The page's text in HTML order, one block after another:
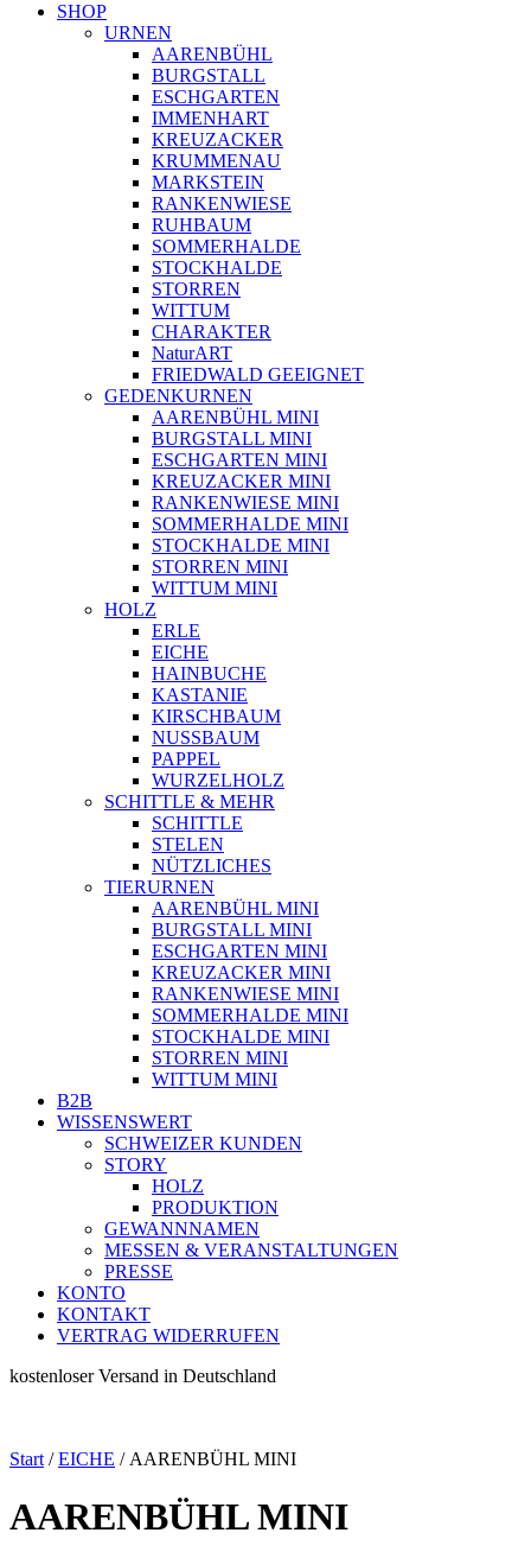
SHOP
URNEN
AARENBÜHL
BURGSTALL
ESCHGARTEN
IMMENHART
KREUZACKER
KRUMMENAU
MARKSTEIN
RANKENWIESE
RUHBAUM
SOMMERHALDE
STOCKHALDE
STORREN
WITTUM
CHARAKTER
NaturART
FRIEDWALD GEEIGNET
GEDENKURNEN
AARENBÜHL MINI
BURGSTALL MINI
ESCHGARTEN MINI
KREUZACKER MINI
RANKENWIESE MINI
SOMMERHALDE MINI
STOCKHALDE MINI
STORREN MINI
WITTUM MINI
HOLZ
ERLE
EICHE
HAINBUCHE
KASTANIE
KIRSCHBAUM
NUSSBAUM
PAPPEL
WURZELHOLZ
SCHITTLE & MEHR
SCHITTLE
STELEN
NÜTZLICHES
TIERURNEN
AARENBÜHL MINI
BURGSTALL MINI
ESCHGARTEN MINI
KREUZACKER MINI
RANKENWIESE MINI
SOMMERHALDE MINI
STOCKHALDE MINI
STORREN MINI
WITTUM MINI
B2B
WISSENSWERT
SCHWEIZER KUNDEN
STORY
HOLZ
PRODUKTION
GEWANNNAMEN
MESSEN & VERANSTALTUNGEN
PRESSE
KONTO
KONTAKT
VERTRAG WIDERRUFEN
kostenloser Versand in Deutschland
Start /EICHE / AARENBÜHL MINI
AARENBÜHL MINI